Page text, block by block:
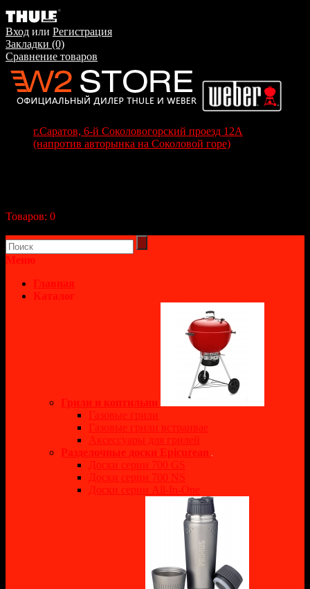
Вход или Регистрация
Закладки (0)
Сравнение товаров
г.Саратов, 6-й Соколовогорский проезд 12А
(напротив авторынка на Соколовой горе)
Товаров: 0
Меню
Главная
Каталог
Грили и коптильни
Газовые грили
Газовые грили встраивае
Аксессуары для грилей
Разделочные доски Epicurean
Доски серии 700 GS
Доски серии 700 NS
Доски серии All-In-One